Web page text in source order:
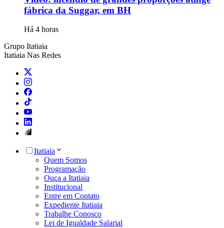
fábrica da Suggar, em BH
Há 4 horas
Grupo Itatiaia
Itatiaia Nas Redes
Itatiaia
Quem Somos
Programação
Ouça a Itatiaia
Institucional
Entre em Contato
Expediente Itatiaia
Trabalhe Conosco
Lei de Igualdade Salarial